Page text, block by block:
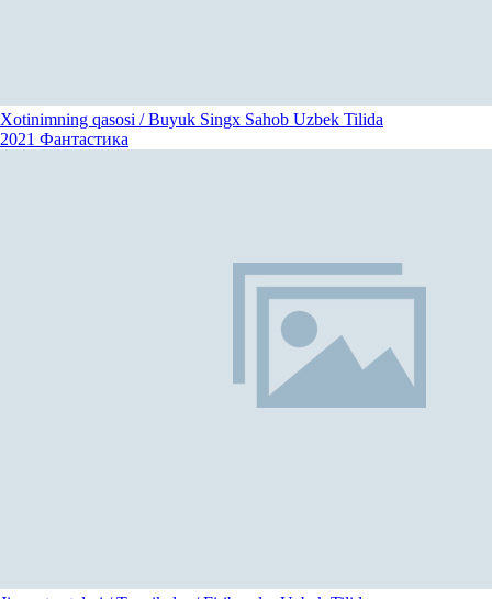
Xotinimning qasosi / Buyuk Singx Sahob Uzbek Tilida
2021 Фантастика